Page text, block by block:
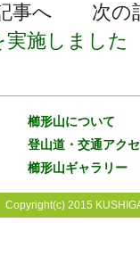
記事へ 次の
実施しまし
櫛形山について
登山道・交通アク
櫛形山ギャラリー
Copyright(c) 2015